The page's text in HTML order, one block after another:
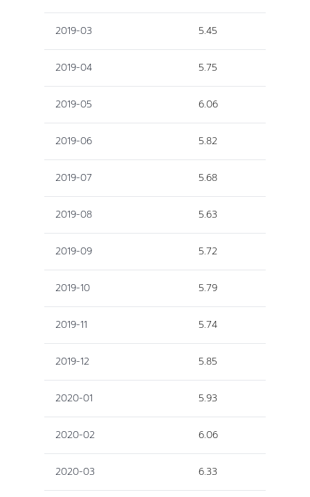
2019-03 5.45
2019-04 5.75
2019-05 6.06
2019-06 5.82
2019-07 5.68
2019-08 5.63
2019-09 5.72
2019-10 5.79
2019-11 5.74
2019-12 5.85
2020-01 5.93
2020-02 6.06
2020-03 6.33